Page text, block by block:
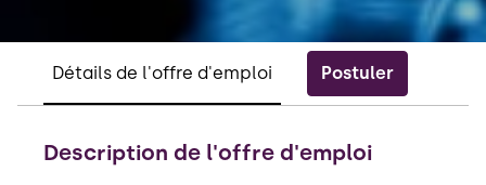
Détails de l'offre d'emploi Postuler
Description de l'offre d'emploi